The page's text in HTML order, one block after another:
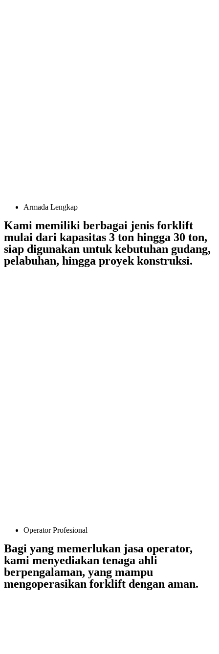
Armada Lengkap
Kami memiliki berbagai jenis forklift
mulai dari kapasitas 3 ton hingga 30 ton,
siap digunakan untuk kebutuhan gudang,
pelabuhan, hingga proyek konstruksi.
Operator Profesional
Bagi yang memerlukan jasa operator,
kami menyediakan tenaga ahli
berpengalaman, yang mampu
mengoperasikan forklift dengan aman.